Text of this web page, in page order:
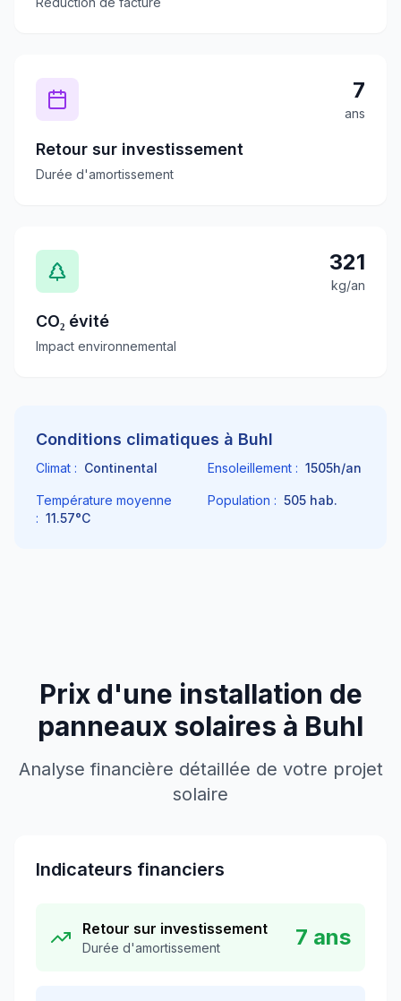
7
ans
Retour sur investissement
Durée d'amortissement
321
kg/an
CO₂ évité
Impact environnemental
Conditions climatiques à Buhl
Climat : Continental Ensoleillement : 1505h/an
Température moyenne
: 11.57°C
Population : 505 hab.
Prix d'une installation de
panneaux solaires à Buhl
Analyse financière détaillée de votre projet
solaire
Indicateurs financiers
Retour sur investissement
Durée d'amortissement 7 ans